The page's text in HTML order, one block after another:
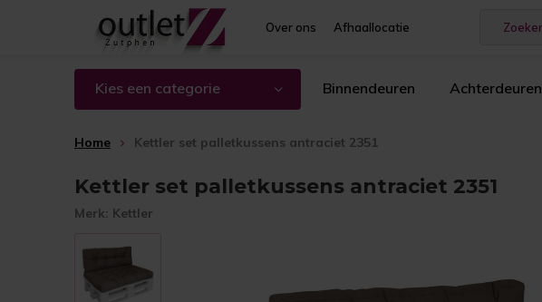
Over ons Afhaallocatie
Kies een categorie Binnendeuren Achterdeuren
Home Kettler set palletkussens antraciet 2351
Kettler set palletkussens antraciet 2351
Merk: Kettler